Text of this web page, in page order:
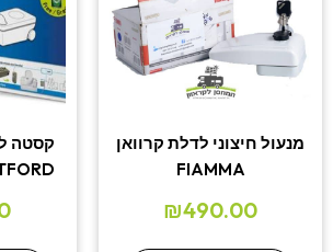
מנעול חיצוני לדלת קרוואן
FIAMMA
₪490.00
קסטה